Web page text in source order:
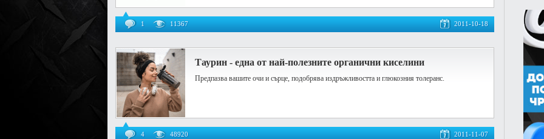
1 11367 2011-10-18
Таурин - една от най-полезните органични киселини
Предпазва вашите очи и сърце, подобрява издръжливостта и глюкозния толеранс.
4 48920 2011-11-07